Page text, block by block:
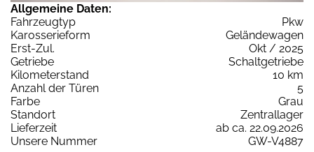
Allgemeine Daten:
Fahrzeugtyp
Pkw
Karosserieform
Geländewagen
Erst-Zul.
Okt / 2025
Getriebe
Schaltgetriebe
Kilometerstand
10 km
Anzahl der Türen
5
Farbe
Grau
Standort
Zentrallager
Lieferzeit
ab ca. 22.09.2026
Unsere Nummer
GW-V4887